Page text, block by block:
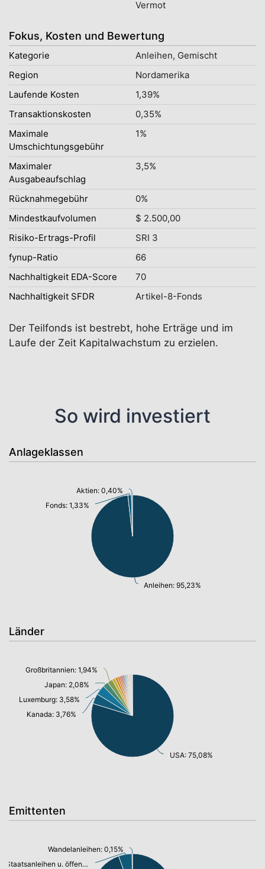
Vermot
Fokus, Kosten und Bewertung
Kategorie
Anleihen, Gemischt
Region
Nordamerika
Laufende Kosten
1,39%
Transaktionskosten
0,35%
Maximale
Umschichtungsgebühr
1%
Maximaler
Ausgabeaufschlag
3,5%
Rücknahmegebühr
0%
Mindestkaufvolumen
$ 2.500,00
Risiko-Ertrags-Profil
SRI 3
fynup-Ratio
66
Nachhaltigkeit EDA-Score
70
Nachhaltigkeit SFDR
Artikel-8-Fonds
Der Teilfonds ist bestrebt, hohe Erträge und im
Laufe der Zeit Kapitalwachstum zu erzielen.
So wird investiert
Anlageklassen
Anleihen: 95,23%
Fonds: 1,33%
Aktien: 0,40%
Länder
USA: 75,08%
Kanada: 3,76%
Luxemburg: 3,58%
Japan: 2,08%
Großbritannien: 1,94%
Emittenten
Staatsanleihen u. öffentl.Anleihen: 4,98%
Wandelanleihen: 0,15%